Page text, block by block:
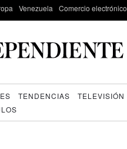
Venezuela Comercio electrónico
TENDENCIAS TELEVISIÓN